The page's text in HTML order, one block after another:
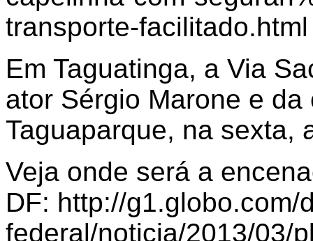
transporte-facilitado.html
Em Taguatinga, a Via
ator Sérgio Marone e
Taguaparque, na sexta,
Veja onde será a
DF: http://g1.globo.com/
federal/noticia/2013/03/